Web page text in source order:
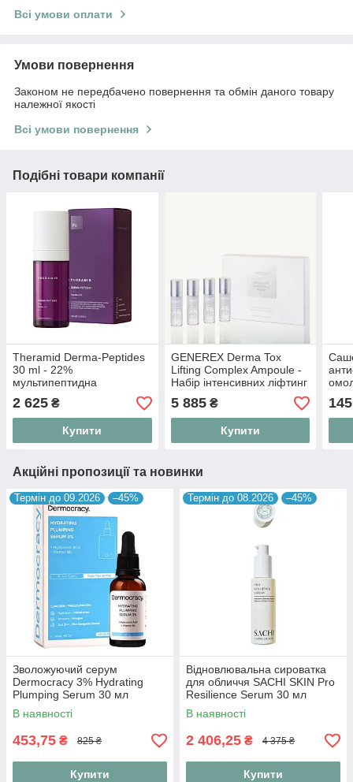
Всі умови оплати
Умови повернення
Законом не передбачено повернення та обмін даного товару
належної якості
Всі умови повернення
Подібні товари компанії
Theramid Derma-Peptides
30 ml - 22%
мультипептидна
сироватка для обличчя
2 625 ₴
Купити
GENEREX Derma Tox
Lifting Complex Ampoule -
Набір інтенсивних ліфтинг
ампул
5 885₴
Купити
мл
145
Акційні пропозиції та новинки
Термін до 09.2026 –45%
Зволожуючий серум
Dermocracy 3% Hydrating
Plumping Serum 30 мл
В наявності
453,75 ₴ 825 ₴
Купити
Термін до 08.2026 –45%
Відновлювальна сироватка
для обличчя SACHI SKIN Pro
Resilience Serum 30 мл
В наявності
2 406,25 ₴ 4 375 ₴
Купити